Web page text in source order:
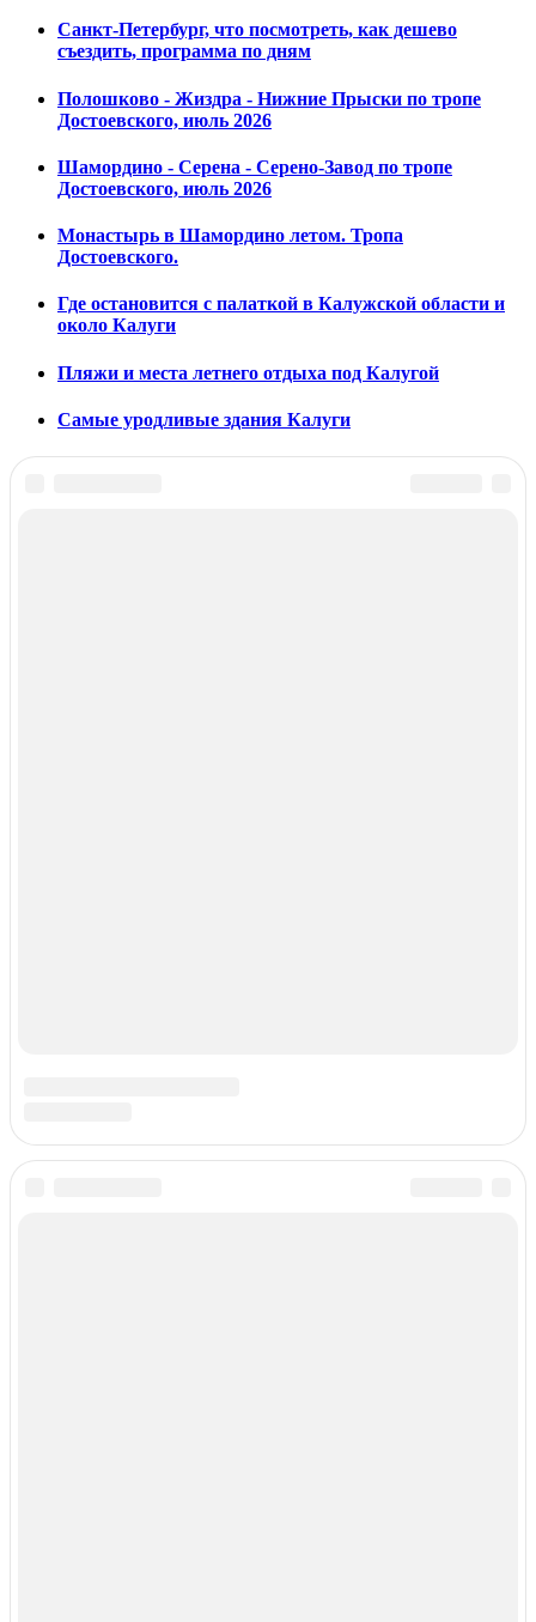
Санкт-Петербург, что посмотреть, как дешево
съездить, программа по дням
Полошково - Жиздра - Нижние Прыски по тропе
Достоевского, июль 2026
Шамордино - Серена - Серено-Завод по тропе
Достоевского, июль 2026
Монастырь в Шамордино летом. Тропа
Достоевского.
Где остановится с палаткой в Калужской области и
около Калуги
Пляжи и места летнего отдыха под Калугой
Самые уродливые здания Калуги